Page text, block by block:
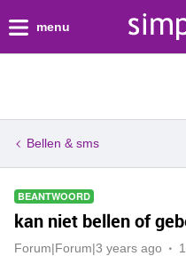
menu
Bellen & sms
BEANTWOORD
kan niet bellen of
Forum|Forum|3 years ago